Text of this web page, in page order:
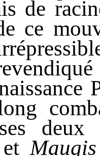
de
ce
deux
et Maugis